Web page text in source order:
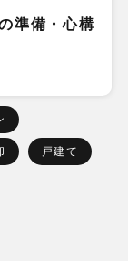
準備・心構
戸建て